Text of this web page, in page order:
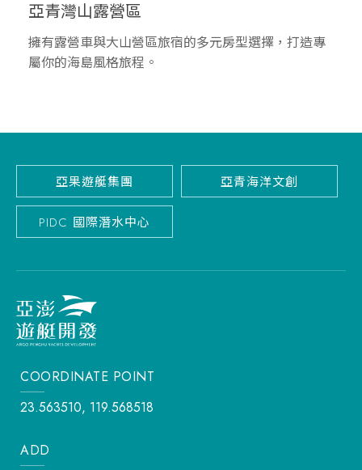
亞青灣山露營區
擁有露營車與大山營區旅宿的多元房型選擇，打造專
屬你的海島風格旅程。
COORDINATE POINT
23.563510, 119.568518
ADD
亞果遊艇集團 亞青海洋文創
PIDC 國際潛水中心